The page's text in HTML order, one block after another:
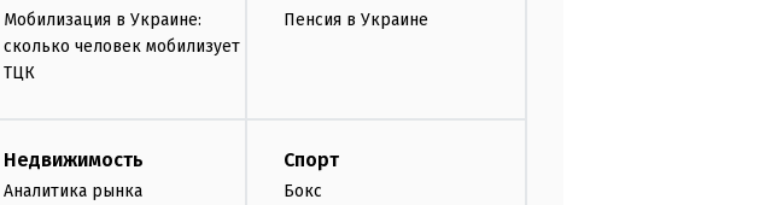
Мобилизация в Украине:
сколько человек мобилизует
ТЦК
Пенсия в Украине
Недвижимость
Аналитика рынка
Спорт
Бокс